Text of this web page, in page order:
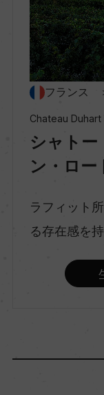
村名
種類
スティルワイン
味わい
品種（原材料）
フランス
Chateau
シャトー
ン・ロー
ラフィット
る存在感を